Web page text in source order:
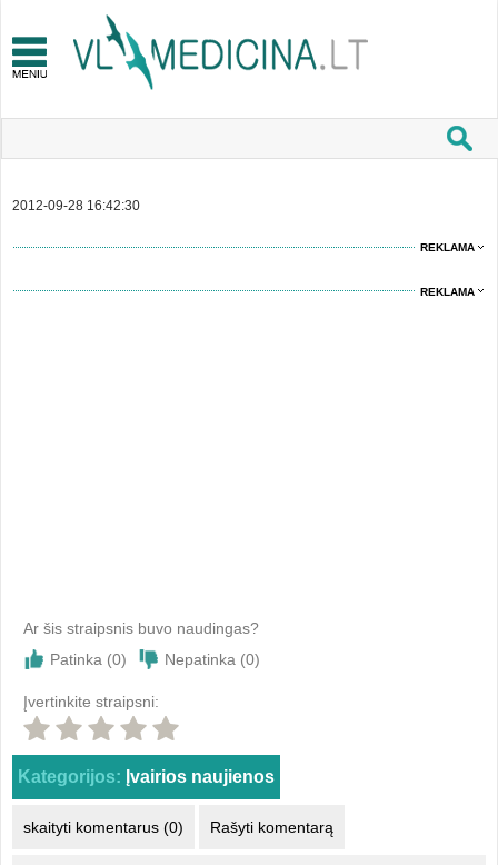
2012-09-28 16:42:30
REKLAMA
REKLAMA
Ar šis straipsnis buvo naudingas?
Patinka (0) Nepatinka (0)
Įvertinkite straipsni:
Kategorijos: Įvairios naujienos
skaityti komentarus (0) Rašyti komentarą